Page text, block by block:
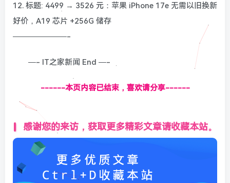
12. 标题: 4499 → 3526 元：苹果 iPhone 17e 无需以旧换新
好价，A19 芯片 +256G 储存
———————-
—- IT之家新闻 End —-
------本页内容已结束，喜欢请分享------
感谢您的来访，获取更多精彩文章请收藏本站。